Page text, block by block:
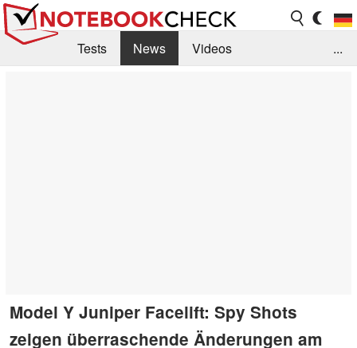
Tests News
Videos
...
Model Y Juniper Facelift: Spy Shots
zeigen überraschende Änderungen am